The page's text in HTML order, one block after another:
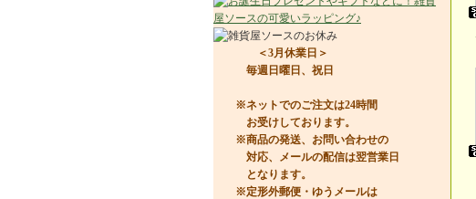
＜3月休業日＞
毎週日曜日、祝日
※ネットでのご注文は24時間
お受けしております。
※商品の発送、お問い合わせの
対応、メールの配信は翌営業日
となります。
※定形外郵便・ゆうメールは